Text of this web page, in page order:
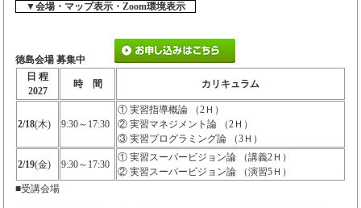
▼会場・マップ表示・Zoom環境表示
徳島会場 募集中
日 程
2027
時 間 カリキュラム
2/18(木) 9:30～17:30
① 実習指導概論 （2Ｈ）
② 実習マネジメント論 （2Ｈ）
③ 実習プログラミング論 （3Ｈ）
2/19(金) 9:30～17:30
① 実習スーパービジョン論 （講義2Ｈ）
② 実習スーパービジョン論 （演習5Ｈ）
■受講会場